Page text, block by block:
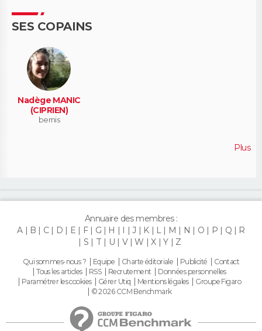
SES COPAINS
Nadège MANIC
(CIPRIEN)
bernis
Plus
Annuaire des membres :
A
B C D E F G H I J K L M N O P Q
R
S
T U V W X Y Z
Qui sommes-nous ? Equipe Charte éditoriale Publicité
Contact
Tous les articles
RSS Recrutement
Données personnelles
Paramétrer les cookies
Gérer Utiq Mentions légales
Groupe Figaro
© 2026 CCM Benchmark